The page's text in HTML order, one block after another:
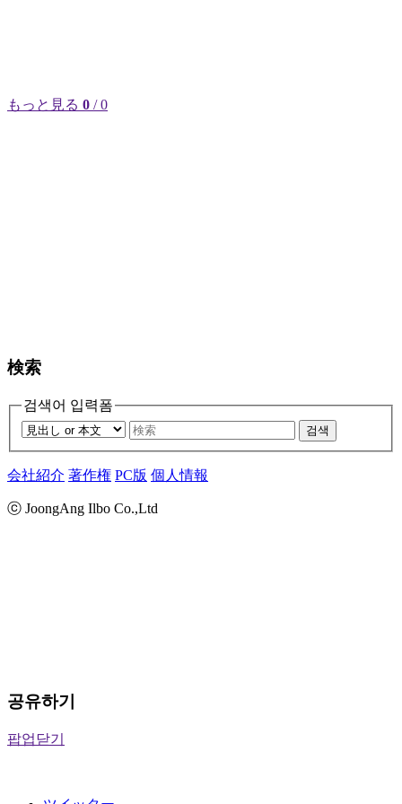
もっと見る 0 / 0
検索
검색어 입력폼
검색
会社紹介 著作権 PC版 個人情報
ⓒ JoongAng Ilbo Co.,Ltd
공유하기
팝업닫기